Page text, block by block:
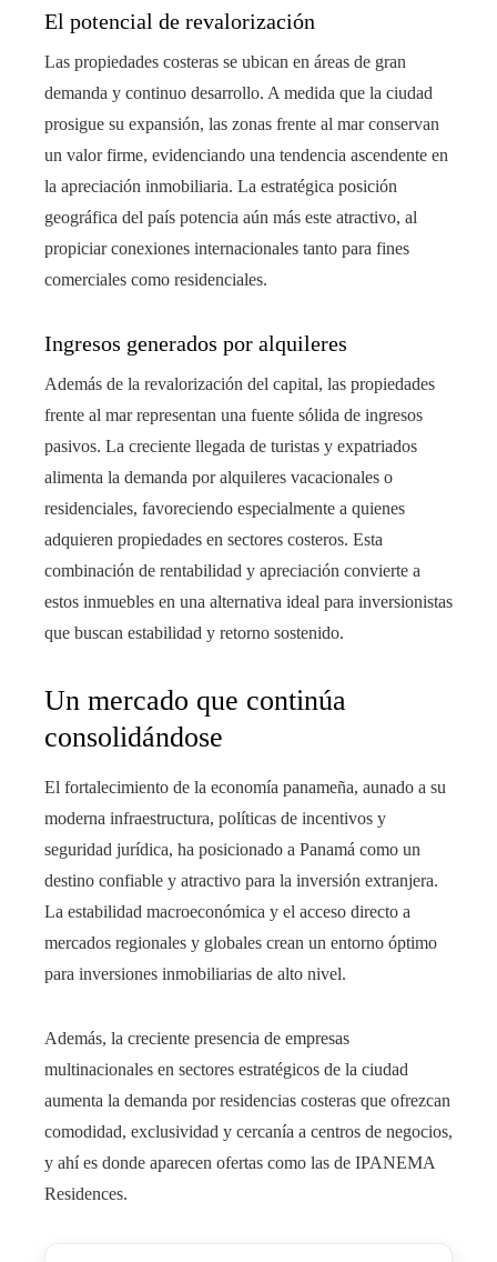
El potencial de revalorización
Las propiedades costeras se ubican en áreas de gran
demanda y continuo desarrollo. A medida que la ciudad
prosigue su expansión, las zonas frente al mar conservan
un valor firme, evidenciando una tendencia ascendente en
la apreciación inmobiliaria. La estratégica posición
geográfica del país potencia aún más este atractivo, al
propiciar conexiones internacionales tanto para fines
comerciales como residenciales.
Ingresos generados por alquileres
Además de la revalorización del capital, las propiedades
frente al mar representan una fuente sólida de ingresos
pasivos. La creciente llegada de turistas y expatriados
alimenta la demanda por alquileres vacacionales o
residenciales, favoreciendo especialmente a quienes
adquieren propiedades en sectores costeros. Esta
combinación de rentabilidad y apreciación convierte a
estos inmuebles en una alternativa ideal para inversionistas
que buscan estabilidad y retorno sostenido.
Un mercado que continúa
consolidándose
El fortalecimiento de la economía panameña, aunado a su
moderna infraestructura, políticas de incentivos y
seguridad jurídica, ha posicionado a Panamá como un
destino confiable y atractivo para la inversión extranjera.
La estabilidad macroeconómica y el acceso directo a
mercados regionales y globales crean un entorno óptimo
para inversiones inmobiliarias de alto nivel.
Además, la creciente presencia de empresas
multinacionales en sectores estratégicos de la ciudad
aumenta la demanda por residencias costeras que ofrezcan
comodidad, exclusividad y cercanía a centros de negocios,
y ahí es donde aparecen ofertas como las de IPANEMA
Residences.